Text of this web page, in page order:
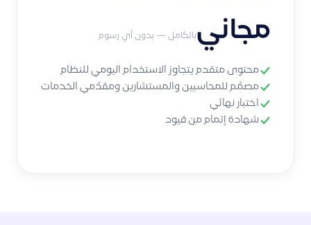
مجانيبالكامل — بدون أي رسوم
محتوى متقدم يتجاوز الاستخدام اليومي للنظام
مصمَّم للمحاسبين والمستشارين ومقدّمي الخدمات
اختبار نهائي
شهادة إتمام من قيود